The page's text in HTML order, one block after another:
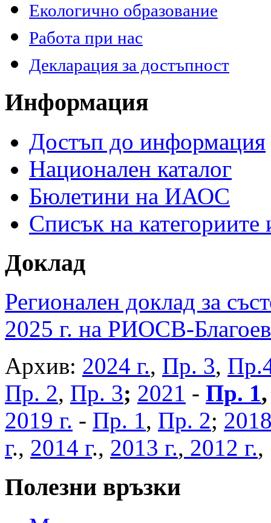
Екологично образование
Работа при нас
Декларация за достъпност
Информация
Достъп до информация
Национален каталог
Бюлетини на ИАОС
Списък на
Доклад
Регионален доклад за
2025 г. на РИОСВ-
Архив: 2024 г., Пр. 3,
Пр. 2, Пр. 3; 2021 - Пр. 1
2019 г. - Пр. 1, Пр. 2;
г., 2014 г., 2013 г., 2012 г.
Полезни връзки